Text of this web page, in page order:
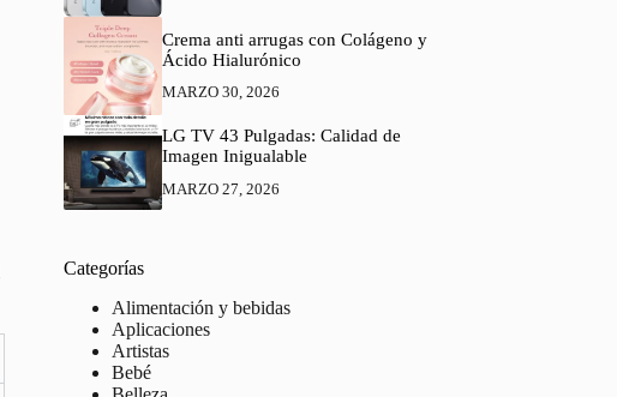
Crema anti arrugas con Colágeno y
Ácido Hialurónico
MARZO 30, 2026
LG TV 43 Pulgadas: Calidad de
Imagen Inigualable
MARZO 27, 2026
Categorías
Alimentación y bebidas
Aplicaciones
Artistas
Bebé